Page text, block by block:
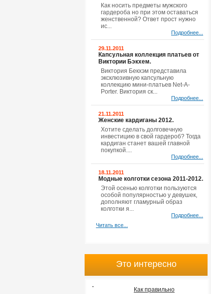
Как носить предметы мужского
гардероба но при этом оставаться
женственной? Ответ прост нужно
ис...
Подробнее...
29.11.2011
Капсульная коллекция платьев от
Виктории Бэкхем.
Виктория Бекхэм представила
эксклюзивную капсульную
коллекцию мини-платьев Net-A-
Porter. Виктория ск...
Подробнее...
21.11.2011
Женские кардиганы 2012.
Хотите сделать долговечную
инвестицию в свой гардероб? Тогда
кардиган станет вашей главной
покупкой....
Подробнее...
18.11.2011
Модные колготки сезона 2011-2012.
Этой осенью колготки пользуются
особой популярностью у девушек,
дополняют гламурный образ
колготки я...
Подробнее...
Читать все...
Это интересно
Как правильно